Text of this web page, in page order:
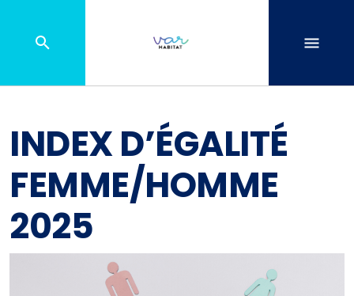
INDEX D’ÉGALITÉ
FEMME/HOMME
2025